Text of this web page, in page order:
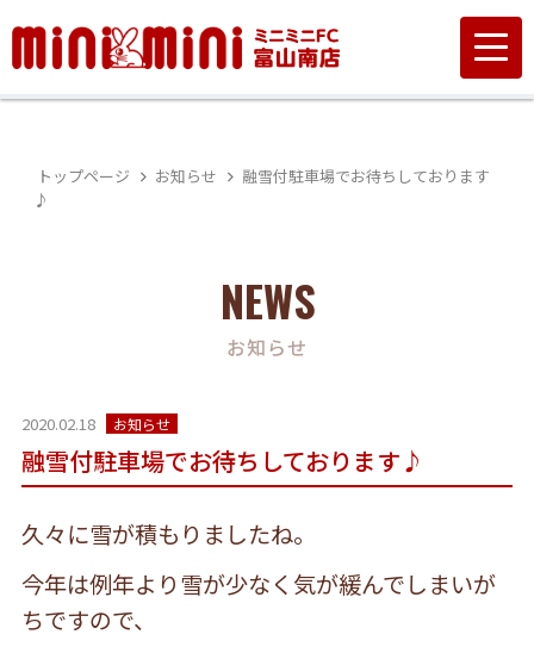
トップページ お知らせ
融雪付駐車場でお待ちしております
♪
NEWS
お知らせ
2020.02.18 お知らせ
融雪付駐車場でお待ちしております♪
久々に雪が積もりましたね。
今年は例年より雪が少なく気が緩んでしまいが
ちですので、